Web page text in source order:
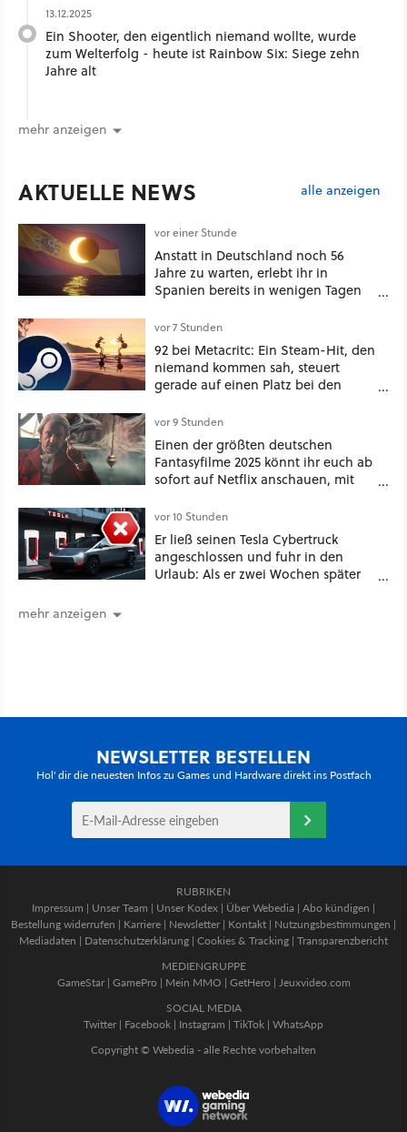
13.12.2025
Ein Shooter, den eigentlich niemand wollte, wurde
zum Welterfolg - heute ist Rainbow Six: Siege zehn
Jahre alt
mehr anzeigen
AKTUELLE NEWS alle anzeigen
vor einer Stunde
Anstatt in Deutschland noch 56
Jahre zu warten, erlebt ihr in
Spanien bereits in wenigen Tagen
vor 7 Stunden
92 bei Metacritc: Ein Steam-Hit, den
niemand kommen sah, steuert
gerade auf einen Platz bei den
vor 9 Stunden
Einen der größten deutschen
Fantasyfilme 2025 könnt ihr euch ab
sofort auf Netflix anschauen, mit
vor 10 Stunden
Er ließ seinen Tesla Cybertruck
angeschlossen und fuhr in den
Urlaub: Als er zwei Wochen später
mehr anzeigen
NEWSLETTER BESTELLEN
Hol' dir die neuesten Infos zu Games und Hardware direkt ins Postfach
RUBRIKEN
Impressum | Unser Team | Unser Kodex | Über Webedia | Abo kündigen |
Bestellung widerrufen | Karriere | Newsletter | Kontakt | Nutzungsbestimmungen |
Mediadaten | Datenschutzerklärung | Cookies & Tracking | Transparenzbericht
MEDIENGRUPPE
GameStar| GamePro | Mein MMO | GetHero | Jeuxvideo.com
SOCIAL MEDIA
Twitter | Facebook | Instagram | TikTok | WhatsApp
Copyright © Webedia - alle Rechte vorbehalten